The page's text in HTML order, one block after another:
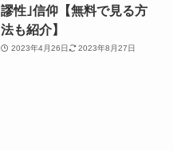
謬性｣信仰【無料で見る方
法も紹介】
2023年4月26日 2023年8月27日